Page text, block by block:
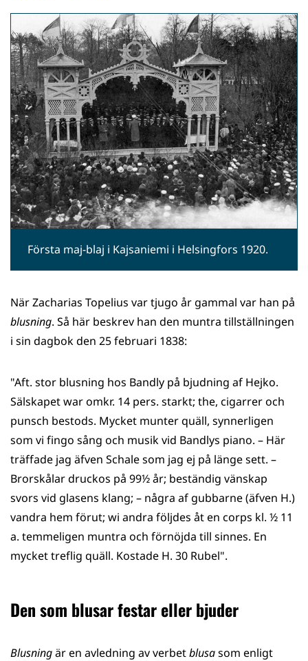
WhatsAppFacebook
TwitterLinkedIn
Första maj-blaj i Kajsaniemi i Helsingfors 1920.
När Zacharias Topelius var tjugo år gammal var han på
blusning. Så här beskrev han den muntra tillställningen
i sin dagbok den 25 februari 1838:
"Aft. stor blusning hos Bandly på bjudning af Hejko.
Sälskapet war omkr. 14 pers. starkt; the, cigarrer och
punsch bestods. Mycket munter quäll, synnerligen
som vi fingo sång och musik vid Bandlys piano. – Här
träffade jag äfven Schale som jag ej på länge sett. –
Brorskålar druckos på 99½ år; beständig vänskap
svors vid glasens klang; – några af gubbarne (äfven H.)
vandra hem förut; wi andra följdes åt en corps kl. ½ 11
a. temmeligen muntra och förnöjda till sinnes. En
mycket treflig quäll. Kostade H. 30 Rubel".
Den som blusar festar eller bjuder
Blusningär en avledning av verbetblusasom enligt